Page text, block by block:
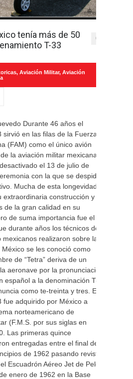
tenía más de 50
T-33
0
, Aviación Militar, Aviación
Durante 46 años el
sirvió en las filas de la Fuerza
(FAM) como el único avión
la aviación militar mexicana
el 13 de julio de
con la que se despidió
Mucha de esta longevidad
extraordinaria construcción y
de la gran calidad en su
de suma importancia fue el
durante años los técnicos de
realizaron sobre las
se les conoció como
de “Tetra” deriva de un
aeronave por la pronunciación
español a la denominación T-
como te-treinta y tres. El
fue adquirido por México a
norteamericano de
(F.M.S. por sus siglas en
Las primeras quince
entregadas entre el final del
de 1962 pasando revista
Escuadrón Aéreo Jet de Pelea
enero de 1962 en la Base